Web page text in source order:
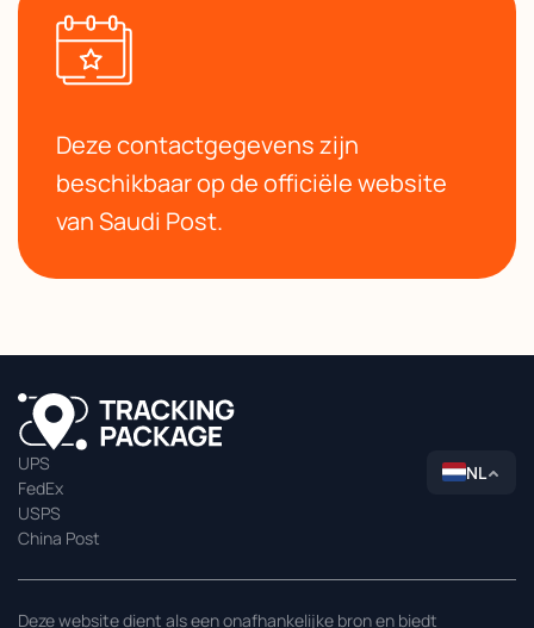
Deze contactgegevens zijn
beschikbaar op de officiële website
van Saudi Post.
UPS
FedEx
USPS
China Post
NL
Deze website dient als een onafhankelijke bron en biedt